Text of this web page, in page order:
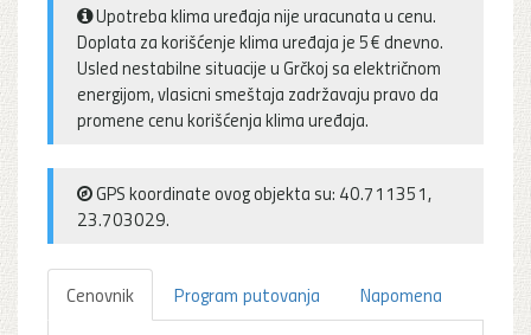
Upotreba klima uređaja nije uracunata u cenu.
Doplata za korišćenje klima uređaja je 5€ dnevno.
Usled nestabilne situacije u Grčkoj sa električnom
energijom, vlasicni smeštaja zadržavaju pravo da
promene cenu korišćenja klima uređaja.
GPS koordinate ovog objekta su: 40.711351,
23.703029.
Cenovnik Program putovanja Napomena